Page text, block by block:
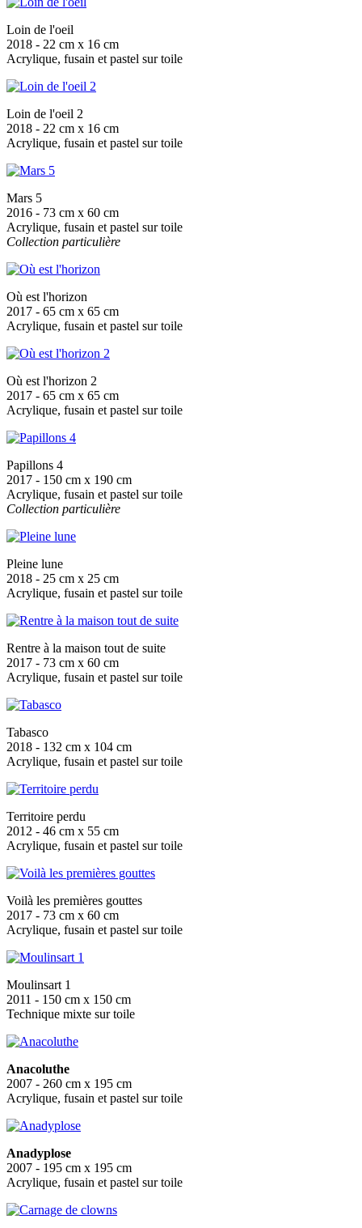
Loin de l'oeil
2018 - 22 cm x 16 cm
Acrylique, fusain et pastel sur toile
Loin de l'oeil 2
2018 - 22 cm x 16 cm
Acrylique, fusain et pastel sur toile
Mars 5
2016 - 73 cm x 60 cm
Acrylique, fusain et pastel sur toile
Collection particulière
Où est l'horizon
2017 - 65 cm x 65 cm
Acrylique, fusain et pastel sur toile
Où est l'horizon 2
2017 - 65 cm x 65 cm
Acrylique, fusain et pastel sur toile
Papillons 4
2017 - 150 cm x 190 cm
Acrylique, fusain et pastel sur toile
Collection particulière
Pleine lune
2018 - 25 cm x 25 cm
Acrylique, fusain et pastel sur toile
Rentre à la maison tout de suite
2017 - 73 cm x 60 cm
Acrylique, fusain et pastel sur toile
Tabasco
2018 - 132 cm x 104 cm
Acrylique, fusain et pastel sur toile
Territoire perdu
2012 - 46 cm x 55 cm
Acrylique, fusain et pastel sur toile
Voilà les premières gouttes
2017 - 73 cm x 60 cm
Acrylique, fusain et pastel sur toile
Moulinsart 1
2011 - 150 cm x 150 cm
Technique mixte sur toile
Anacoluthe
2007 - 260 cm x 195 cm
Acrylique, fusain et pastel sur toile
Anadyplose
2007 - 195 cm x 195 cm
Acrylique, fusain et pastel sur toile